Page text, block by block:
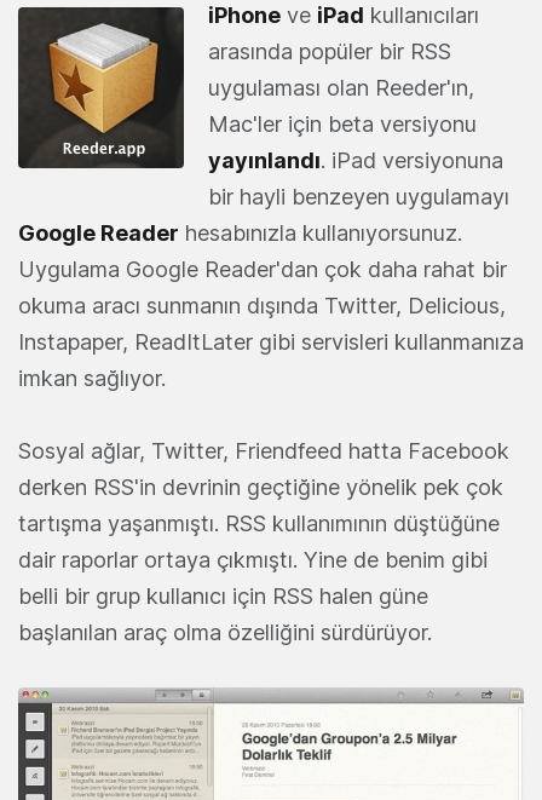
iPhone ve iPad kullanıcıları
arasında popüler bir RSS
uygulaması olan Reeder'ın,
Mac'ler için beta versiyonu
yayınlandı. iPad versiyonuna
bir hayli benzeyen uygulamayı
Google Reader hesabınızla kullanıyorsunuz.
Uygulama Google Reader'dan çok daha rahat bir
okuma aracı sunmanın dışında Twitter, Delicious,
Instapaper, ReadItLater gibi servisleri kullanmanıza
imkan sağlıyor.
Sosyal ağlar, Twitter, Friendfeed hatta Facebook
derken RSS'in devrinin geçtiğine yönelik pek çok
tartışma yaşanmıştı. RSS kullanımının düştüğüne
dair raporlar ortaya çıkmıştı. Yine de benim gibi
belli bir grup kullanıcı için RSS halen güne
başlanılan araç olma özelliğini sürdürüyor.